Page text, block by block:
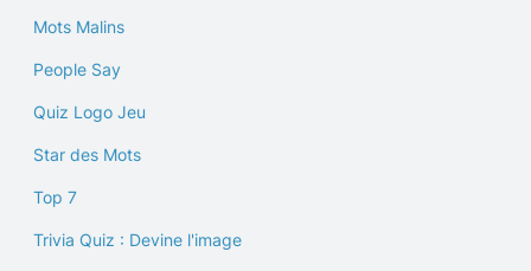
Mots Malins
People Say
Quiz Logo Jeu
Star des Mots
Top 7
Trivia Quiz : Devine l'image